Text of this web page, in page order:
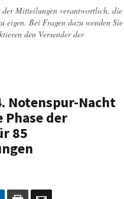
Mitteilungen verantwortlich, die
eigen. Bei Fragen dazu wenden Sie
den Versender der
Notenspur-Nacht
Phase der
85